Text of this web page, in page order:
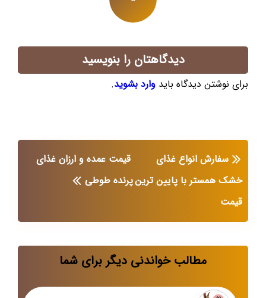
دیدگاهتان را بنویسید
برای نوشتن دیدگاه باید وارد بشوید.
سفارش انواع غذای
خشک همستر با پایین ترین
قیمت
قیمت عمده و ارزان غذای
پرنده طوطی
مطالب خواندنی دیگر برای شما